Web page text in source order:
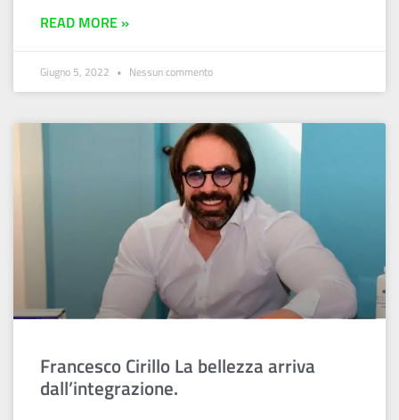
READ MORE »
Giugno 5, 2022 Nessun commento
Francesco Cirillo La bellezza arriva
dall’integrazione.